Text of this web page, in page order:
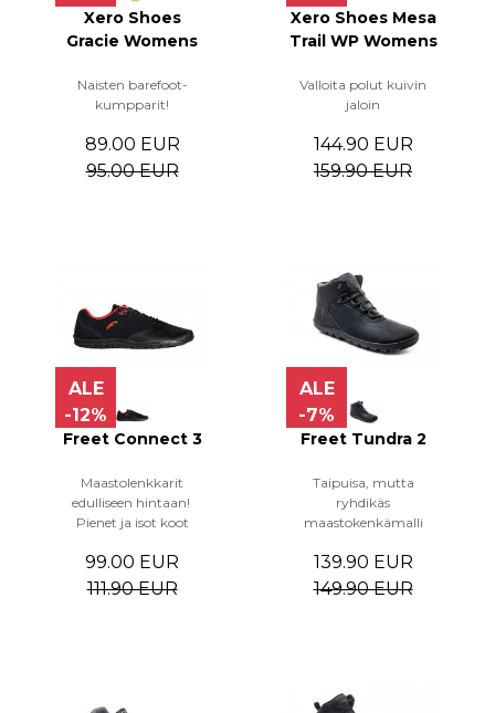
Xero Shoes
Gracie Womens
Naisten barefoot-
kumpparit!
89.00 EUR
95.00 EUR
Xero Shoes Mesa
Trail WP Womens
Valloita polut kuivin
jaloin
144.90 EUR
159.90 EUR
ALE
-12%
Freet Connect 3
Maastolenkkarit
edulliseen hintaan!
Pienet ja isot koot
99.00 EUR
111.90 EUR
ALE
-7%
Freet Tundra 2
Taipuisa, mutta
ryhdikäs
maastokenkämalli
139.90 EUR
149.90 EUR